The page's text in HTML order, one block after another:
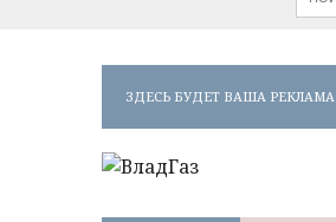
ЗДЕСЬ БУДЕТ ВАША РЕКЛАМА